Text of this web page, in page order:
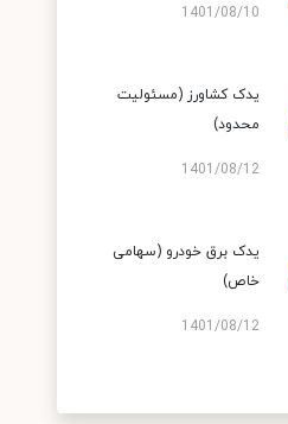
1401/08/10
یدک کشاورز (مسئولیت
محدود)
1401/08/12
یدک برق خودرو (سهامی
خاص)
1401/08/12